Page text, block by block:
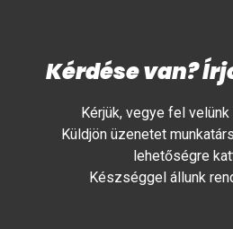
Kérdése van?
Kérjük, vegye fel
Küldjön üzenetet
lehetőségre
Készséggel állunk